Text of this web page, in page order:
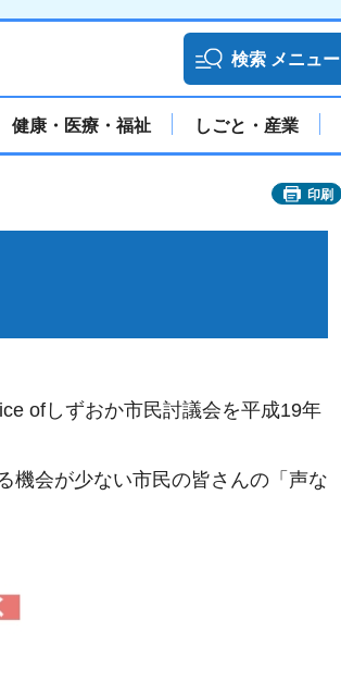
検索 メニュー
健康・医療・福祉 しごと・産業
印刷
ofしずおか市民討議会を平成19年
機会が少ない市民の皆さんの「声な